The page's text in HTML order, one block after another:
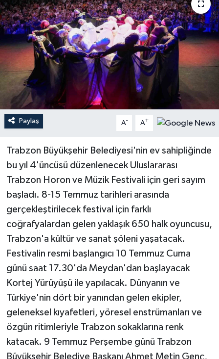
Paylaş A- A+
Trabzon Büyükşehir Belediyesi'nin ev sahipliğinde
bu yıl 4'üncüsü düzenlenecek Uluslararası
Trabzon Horon ve Müzik Festivali için geri sayım
başladı. 8-15 Temmuz tarihleri arasında
gerçekleştirilecek festival için farklı
coğrafyalardan gelen yaklaşık 650 halk oyuncusu,
Trabzon'a kültür ve sanat şöleni yaşatacak.
Festivalin resmi başlangıcı 10 Temmuz Cuma
günü saat 17.30'da Meydan'dan başlayacak
Kortej Yürüyüşü ile yapılacak. Dünyanın ve
Türkiye'nin dört bir yanından gelen ekipler,
geleneksel kıyafetleri, yöresel enstrümanları ve
özgün ritimleriyle Trabzon sokaklarına renk
katacak. 9 Temmuz Perşembe günü Trabzon
Büyükşehir Belediye Başkanı Ahmet Metin Genç,
Politika
Resmi İlan
Sağlık
Spor
Sürmanşet
Teknoloji
Yaşam